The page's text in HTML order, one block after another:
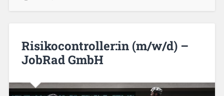
Risikocontroller:in (m/w/d) –
JobRad GmbH